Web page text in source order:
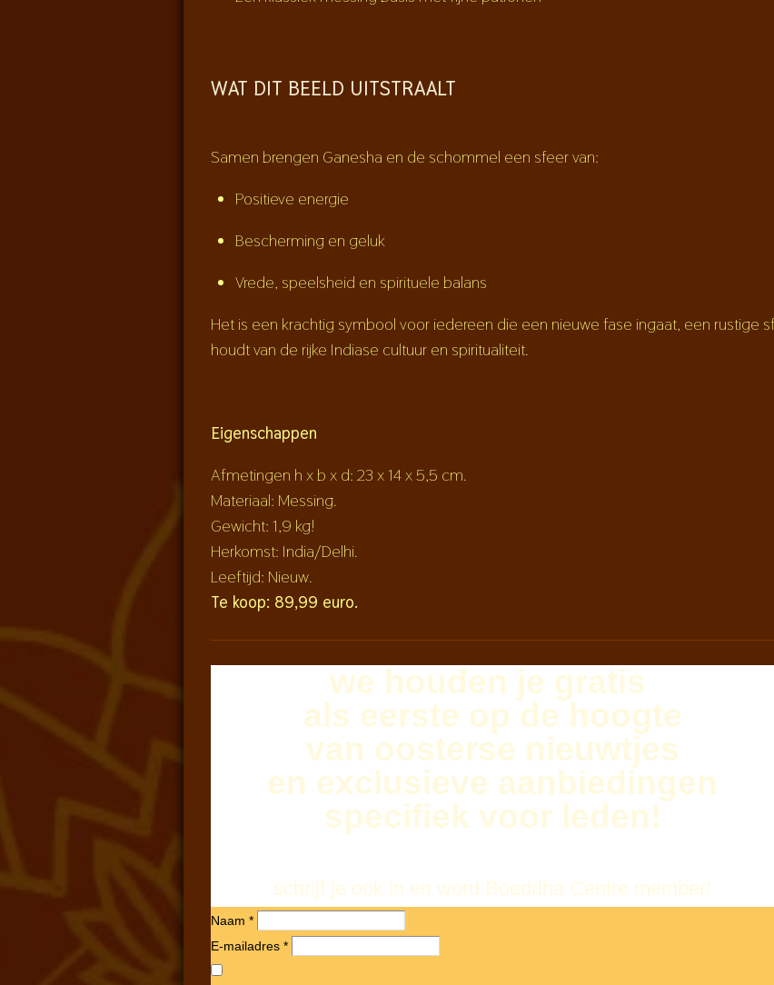
WAT DIT BEELD UITSTRAALT
Samen brengen Ganesha en de schommel een sfeer van:
Positieve energie
Bescherming en geluk
Vrede, speelsheid en spirituele balans
Het is een krachtig symbool voor iedereen die een nieuwe fase ingaat, een rustige
houdt van de rijke Indiase cultuur en spiritualiteit.
Eigenschappen
Afmetingen h x b x d: 23 x 14 x 5,5 cm.
Materiaal: Messing.
Gewicht: 1,9 kg!
Herkomst: India/Delhi.
Leeftijd: Nieuw.
Te koop: 89,99 euro.
we houden je gratis
als eerste op de hoogte
van oosterse nieuwtjes
en exclusieve aanbiedingen
specifiek voor leden!
schrijf je ook in en word Boeddha Centre member!
Naam *
E-mailadres *